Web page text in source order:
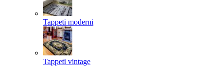
Tappeti moderni
Tappeti vintage